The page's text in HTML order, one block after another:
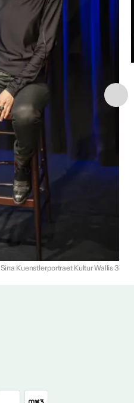
Sina Kuenstlerportraet Kultur Wallis 3